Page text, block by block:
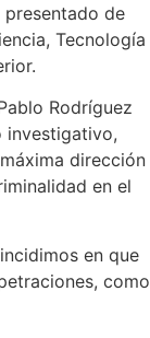
de
Tecnología
Rodríguez
investigativo,
dirección
en el
en que
como